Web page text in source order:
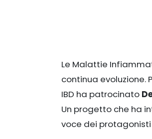
Le Malattie
continua evoluzione.
IBD ha patrocinato
Un progetto che ha
voce dei